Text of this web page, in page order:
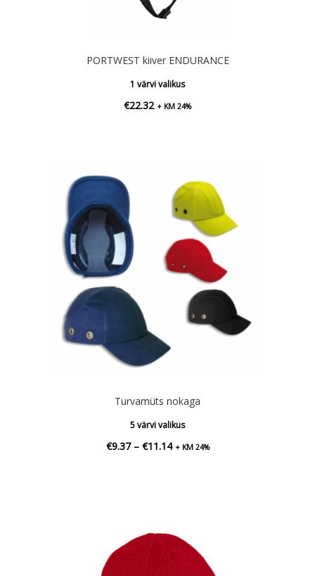
PORTWEST kiiver ENDURANCE
1 värvi valikus
€22.32 + KM 24%
Turvamüts nokaga
5 värvi valikus
€9.37 – €11.14Hinnavahemik:
+ KM 24%